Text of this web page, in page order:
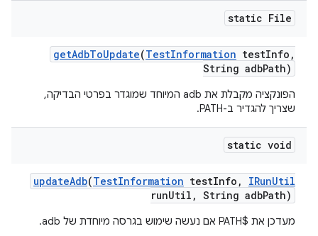
static File
getAdbToUpdate(TestInformation testInfo ,
String adbPath)
הפונקציה מקבלת את adb המיוחד שמוגדר בפרטי הבדיקה,
שצריך להגדיר ב-PATH.
static void
updateAdb(TestInformation testInfo , IRunUtil
runUtil , String adbPath)
מעדכן את $PATH אם נעשה שימוש בגרסה מיוחדת של adb.